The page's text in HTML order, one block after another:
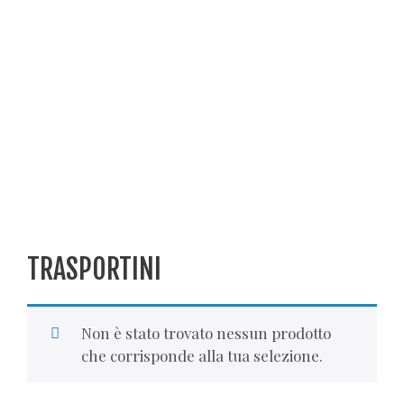
TRASPORTINI
Non è stato trovato nessun prodotto
che corrisponde alla tua selezione.